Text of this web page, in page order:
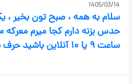
1405/03/14
سلام به همه ، صبح تون بخیر ،
حدس بزنه دارم کجا میرم معرکه
ساعت ۹ یا ۱۰ آنلاین باشید حرف بزنیم. ✨💖